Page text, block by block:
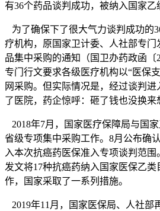
有36个药品谈判成功，被纳入国家乙
为了确保下了很大气力谈判成功的
疗机构，原国家卫计委、人社部专门
品集中采购的通知（国卫办药政函〔
专门行文要求各级医疗机构以“医保
网采购。但实际情况是，经过谈判
了医院，药企惊呼：砸了钱也没换来
2018年7月，国家医疗保障局与国
省级专项集中采购工作。8月公布确
入本次抗癌药医保准入专项谈判范
发文将17种抗癌药纳入国家医保乙
作，国家采取了一系列措施。
2019年11月，国家医保局、人社部